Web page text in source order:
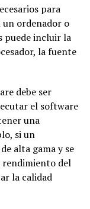
para
ordenador o
puede incluir la
la fuente
debe ser
el software
una
si un
alta gama y se
rendimiento del
la calidad